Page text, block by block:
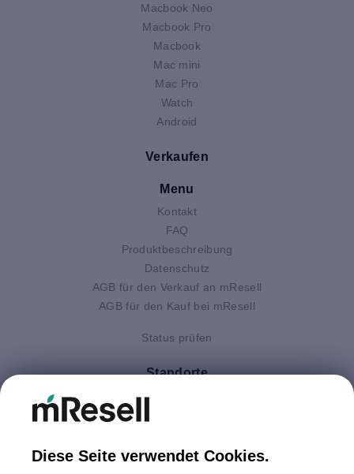
Macbook Neo
Macbook Pro
Macbook
Mac mini
Mac Pro
Watch
Android
Verkaufen
Menu
Kontakt
FAQ
Produktbeschreibung
Datenschutz
AGB für den Verkauf an mResell
AGB für den Kauf bei mResell
Status prüfen
Standorte
Deutschland
Italien
Diese Seite verwendet Cookies.